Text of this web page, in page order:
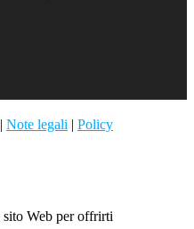
| Note legali | Policy
Web per offrirti